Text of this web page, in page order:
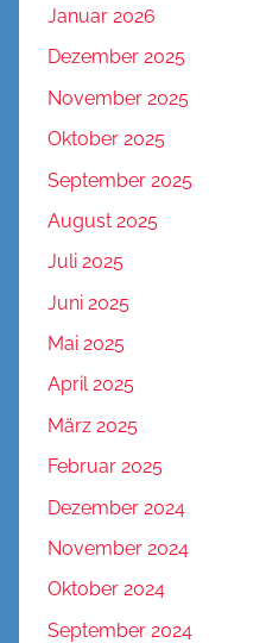
Januar 2026
Dezember 2025
November 2025
Oktober 2025
September 2025
August 2025
Juli 2025
Juni 2025
Mai 2025
April 2025
März 2025
Februar 2025
Dezember 2024
November 2024
Oktober 2024
September 2024